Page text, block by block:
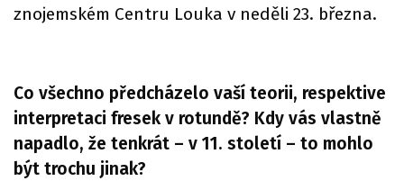
znojemském Centru Louka v neděli 23. března.
Co všechno předcházelo vaší teorii, respektive
interpretaci fresek v rotundě? Kdy vás vlastně
napadlo, že tenkrát – v 11. století – to mohlo
být trochu jinak?